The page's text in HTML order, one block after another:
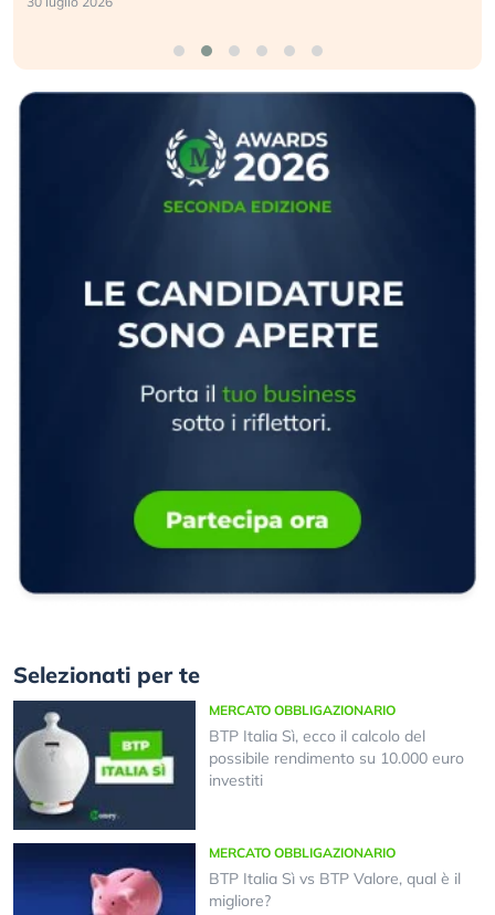
Selezionati per te
MERCATO OBBLIGAZIONARIO
BTP Italia Sì, ecco il calcolo del
possibile rendimento su 10.000 euro
investiti
MERCATO OBBLIGAZIONARIO
BTP Italia Sì vs BTP Valore, qual è il
migliore?